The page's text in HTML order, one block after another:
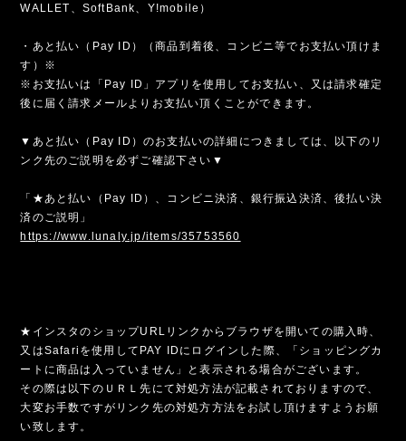
WALLET、SoftBank、Y!mobile）
・あと払い（Pay ID）（商品到着後、コンビニ等でお支払い頂けま
す）※
※お支払いは「Pay ID」アプリを使用してお支払い、又は請求確定
後に届く請求メールよりお支払い頂くことができます。
▼あと払い（Pay ID）のお支払いの詳細につきましては、以下のリ
ンク先のご説明を必ずご確認下さい▼
「★あと払い（Pay ID）、コンビニ決済、銀行振込決済、後払い決
済のご説明」
https://www.lunaly.jp/items/35753560
★インスタのショップURLリンクからブラウザを開いての購入時、
又はSafariを使用してPAY IDにログインした際、「ショッピングカ
ートに商品は入っていません」と表示される場合がございます。
その際は以下のＵＲＬ先にて対処方法が記載されておりますので、
大変お手数ですがリンク先の対処方方法をお試し頂けますようお願
い致します。